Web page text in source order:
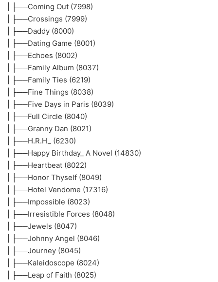
| ├──Coming Out (7998)
| ├──Crossings (7999)
| ├──Daddy (8000)
| ├──Dating Game (8001)
| ├──Echoes (8002)
| ├──Family Album (8037)
| ├──Family Ties (6219)
| ├──Fine Things (8038)
| ├──Five Days in Paris (8039)
| ├──Full Circle (8040)
| ├──Granny Dan (8021)
| ├──H.R.H_ (6230)
| ├──Happy Birthday_ A Novel (14830)
| ├──Heartbeat (8022)
| ├──Honor Thyself (8049)
| ├──Hotel Vendome (17316)
| ├──Impossible (8023)
| ├──Irresistible Forces (8048)
| ├──Jewels (8047)
| ├──Johnny Angel (8046)
| ├──Journey (8045)
| ├──Kaleidoscope (8024)
| ├──Leap of Faith (8025)